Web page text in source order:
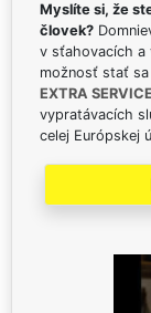
Myslíte si, že
človek?
v sťahovacích a
možnosť stať
EXTRA
vypratávacích
celej Európskej